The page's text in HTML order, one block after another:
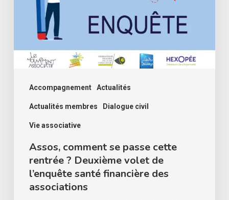
Accompagnement Actualités
Actualités membres Dialogue civil
Vie associative
rentrée
Deuxième
l’enquête
santé
associations
Assos, comment se passe cette
rentrée ? Deuxième volet de
l’enquête santé financière des
associations